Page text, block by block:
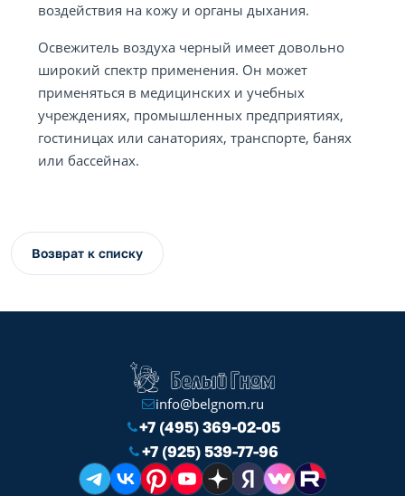
воздействия на кожу и органы дыхания.
Освежитель воздуха черный имеет довольно
широкий спектр применения. Он может
применяться в медицинских и учебных
учреждениях, промышленных предприятиях,
гостиницах или санаториях, транспорте, банях
или бассейнах.
Возврат к списку
info@belgnom.ru
+7 (495) 369-02-05
+7 (925) 539-77-96